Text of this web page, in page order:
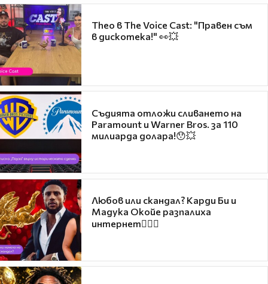
Theo в The Voice Cast: "Правен съм
в дискотека!" 👀💥
Съдията отложи сливането на
Paramount и Warner Bros. за 110
милиарда долара!😯💥
Любов или скандал? Карди Би и
Мадука Окойе разпалиха
интернет❤️‍🔥🔥